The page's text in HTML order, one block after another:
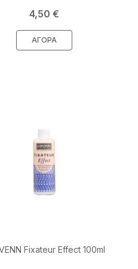
Τιμή
4,50 €
ΑΓΟΡΆ
Fixateur Effect 100ml